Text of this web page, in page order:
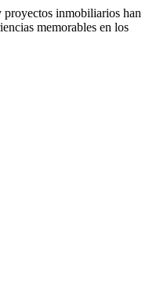
proyectos inmobiliarios han
memorables en los